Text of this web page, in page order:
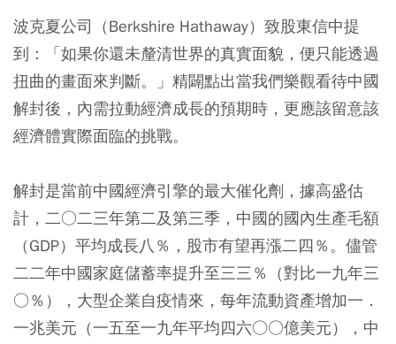
波克夏公司（Berkshire Hathaway）致股東信中提
到：「如果你還未釐清世界的真實面貌，便只能透過
扭曲的畫面來判斷。」精闢點出當我們樂觀看待中國
解封後，內需拉動經濟成長的預期時，更應該留意該
經濟體實際面臨的挑戰。
解封是當前中國經濟引擎的最大催化劑，據高盛估
計，二○二三年第二及第三季，中國的國內生產毛額
（GDP）平均成長八％，股市有望再漲二四％。儘管
二二年中國家庭儲蓄率提升至三三％（對比一九年三
○％），大型企業自疫情來，每年流動資產增加一．
一兆美元（一五至一九年平均四六○○億美元），中